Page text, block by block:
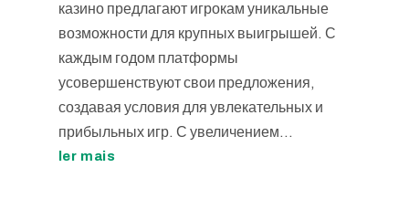
казино предлагают игрокам уникальные
возможности для крупных выигрышей. С
каждым годом платформы
усовершенствуют свои предложения,
создавая условия для увлекательных и
прибыльных игр. С увеличением...
ler mais